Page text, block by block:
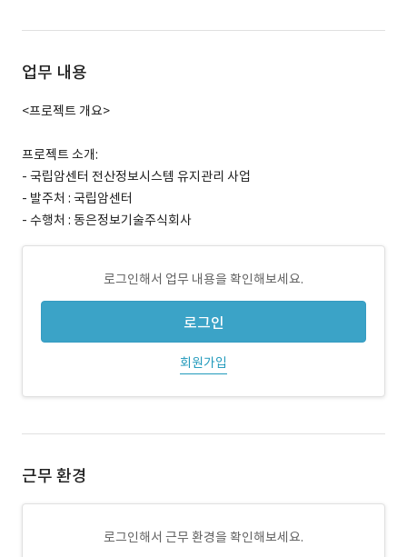
업무 내용
<프로젝트 개요>
프로젝트 소개:
- 국립암센터 전산정보시스템 유지관리 사업
- 발주처 : 국립암센터
- 수행처 : 동은정보기술주식회사
로그인해서 업무 내용을 확인해보세요.
로그인
회원가입
근무 환경
로그인해서 근무 환경을 확인해보세요.